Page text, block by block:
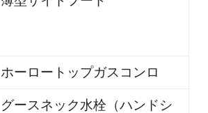
ホーロートップガスコンロ
グースネック水栓（ハンドシ